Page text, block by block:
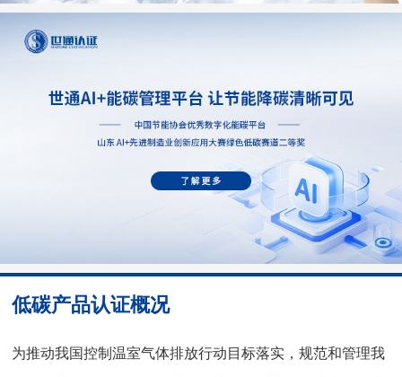
低碳产品认证概况
为推动我国控制温室气体排放行动目标落实，规范和管理我